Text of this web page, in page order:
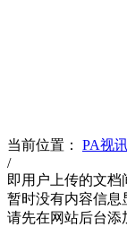
当前位置： PA视
/
即用户上传的文
暂时没有内容信息
请先在网站后台添